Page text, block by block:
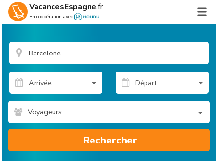
VacancesEspagne.fr
En coopération avec
Voyageurs
Rechercher